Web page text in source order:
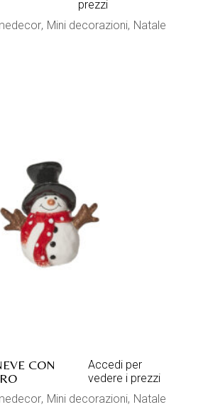
prezzi
Mini decorazioni Natale
CON
Accedi per
vedere i prezzi
Mini decorazioni Natale